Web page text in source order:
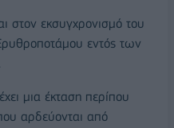
στον εκσυγχρονισμό του
εντός των
μια έκταση περίπου
αρδεύονται από